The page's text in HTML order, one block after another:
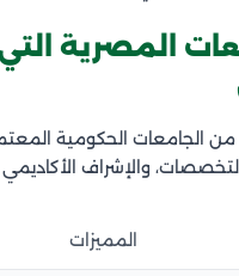
المصرية
الجامعات الحكومية
التخصصات، والإشراف الأكاديمي
المميزات